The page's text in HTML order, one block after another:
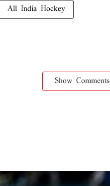
All India Hockey
Show Comments